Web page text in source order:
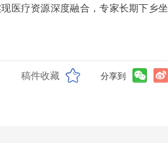
医疗资源深度融合，专家长期下乡坐
稿件收藏 分享到